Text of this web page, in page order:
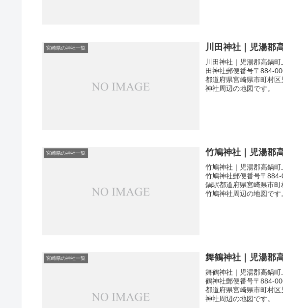
宮崎県の神社一覧 川田神社｜児湯郡
川田神社｜児湯郡高鍋
田神社郵便番号〒884-
都道府県宮崎県市町村
神社周辺の地図です。
宮崎県の神社一覧 竹鳩神社｜児湯郡
竹鳩神社｜児湯郡高鍋
竹鳩神社郵便番号〒
鍋駅都道府県宮崎県市
竹鳩神社周辺の地図です
宮崎県の神社一覧 舞鶴神社｜児湯郡
舞鶴神社｜児湯郡高鍋
鶴神社郵便番号〒884-
都道府県宮崎県市町村
神社周辺の地図です。